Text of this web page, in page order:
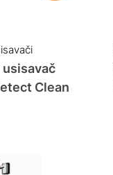
usisavač
Clean